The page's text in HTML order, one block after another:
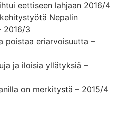
eettiseen lahjaan 2016/4
Nepalin
2016/3
poistaa eriarvoisuutta –
ja iloisia yllätyksiä –
on merkitystä – 2015/4